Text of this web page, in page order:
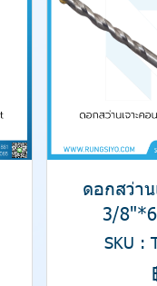
ดอกสว่า
3/
SKU :